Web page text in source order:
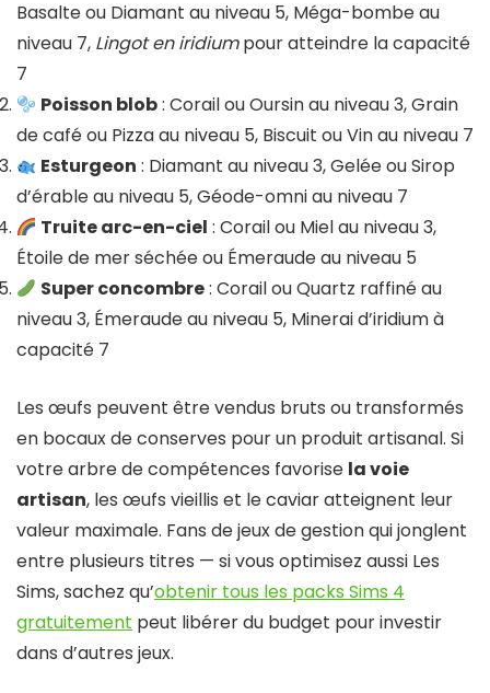
Basalte ou Diamant au niveau 5, Méga-bombe au
niveau 7, Lingot en iridiumpour atteindre la capacité
7
Poisson blob: Corail ou Oursin au niveau 3, Grain
de café ou Pizza au niveau 5, Biscuit ou Vin au niveau 7
Esturgeon : Diamant au niveau 3, Gelée ou Sirop
d’érable au niveau 5, Géode-omni au niveau 7
Truite arc-en-ciel : Corail ou Miel au niveau 3,
Étoile de mer séchée ou Émeraude au niveau 5
Super concombre: Corail ou Quartz raffiné au
niveau 3, Émeraude au niveau 5, Minerai d’iridium à
capacité 7
Les œufs peuvent être vendus bruts ou transformés
en bocaux de conserves pour un produit artisanal. Si
votre arbre de compétences favorise la voie
artisan, les œufs vieillis et le caviar atteignent leur
valeur maximale. Fans de jeux de gestion qui jonglent
entre plusieurs titres — si vous optimisez aussi Les
Sims, sachez qu’obtenir tous les packs Sims 4
gratuitement peut libérer du budget pour investir
dans d’autres jeux.